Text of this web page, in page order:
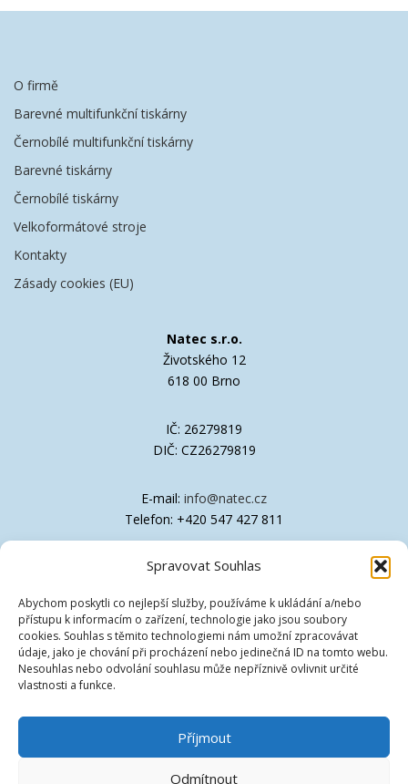
Spravovat Souhlas
Abychom poskytli co nejlepší služby, používáme k ukládání a/nebo
přístupu k informacím o zařízení, technologie jako jsou soubory
cookies. Souhlas s těmito technologiemi nám umožní zpracovávat
údaje, jako je chování při procházení nebo jedinečná ID na tomto webu.
Nesouhlas nebo odvolání souhlasu může nepříznivě ovlivnit určité
vlastnosti a funkce.
Příjmout
Odmítnout
O firmě
Barevné multifunkční tiskárny
Černobílé multifunkční tiskárny
Barevné tiskárny
Černobílé tiskárny
Velkoformátové stroje
Kontakty
Zásady cookies (EU)
Natec s.r.o.
Životského 12
618 00 Brno
IČ: 26279819
DIČ: CZ26279819
E-mail: info@natec.cz
Telefon: +420 547 427 811
Společnost je zapsána v OR Krajského soudu
Technická podpora
Ovladače